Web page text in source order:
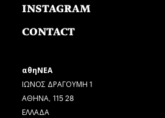
INSTAGRAM
CONTACT
αθηΝΕΑ
ΙΩΝΟΣ ΔΡΑΓΟΥΜΗ 1
ΑΘΗΝΑ, 115 28
ΕΛΛΑΔΑ